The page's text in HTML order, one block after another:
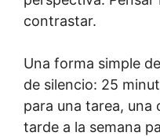
contrastar.
Una forma simple
de silencio: 25
para una tarea, una
tarde a la semana